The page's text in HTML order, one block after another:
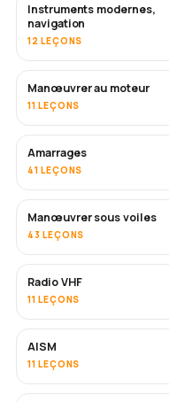
Instruments modernes,
navigation
12 LEÇONS
Manœuvrer au moteur
11 LEÇONS
Amarrages
41 LEÇONS
Manœuvrer sous voiles
43 LEÇONS
Radio VHF
11 LEÇONS
AISM
11 LEÇONS